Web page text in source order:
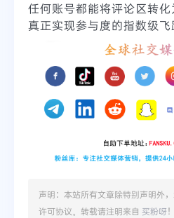
任何账号都能将评论区转化
真正实现参与度的指数级飞
声明：本站所有文章除特别声明外
许可协议。转载请注明来自 买粉呀！